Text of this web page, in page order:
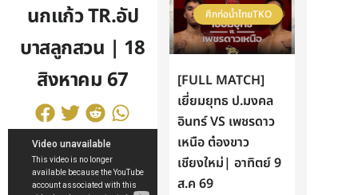
นกแก้ว TR.อัป
บาสลูกสวน | 18
สิงหาคม 67
ศึกท่อน้ำไทยTKO
[FULL MATCH]
เยี่ยมยุทธ ป.มงคล
อินทร์ VS เพชรดาว
เหนือ ต๋องขาว
เชียงใหม่| อาทิตย์ 9
ส.ค 69